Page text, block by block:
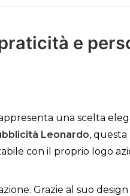
e
una scelta
Leonardo,
con il proprio logo
Grazie al suo